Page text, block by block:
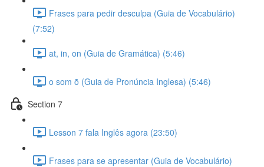
Frases para pedir desculpa (Guia de Vocabulário)
(7:52)
at, in, on (Guia de Gramática) (5:46)
o som ō (Guia de Pronúncia Inglesa) (5:46)
Section 7
Lesson 7 fala Inglês agora (23:50)
Frases para se apresentar (Guia de Vocabulário)